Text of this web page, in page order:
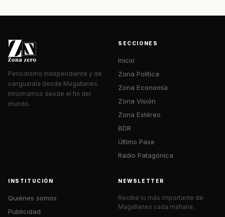
Periodismo independiente y de
vanguardia desde Magallanes.
Informamos desde el fin del
mundo.
SECCIONES
Inicio
Zona Política
Zona Economía
Zona Visión
Zona Estéreo
BDR
Último Pase
Radio Patagónica
INSTITUCIÓN
Quiénes somos
Publicidad
NEWSLETTER
Recibe lo más importante de
Magallanes cada mañana.